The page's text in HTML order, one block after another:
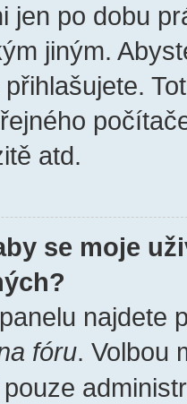
jen po dobu
jiným.
atd.
se moje
najdete
fóru. Volbou